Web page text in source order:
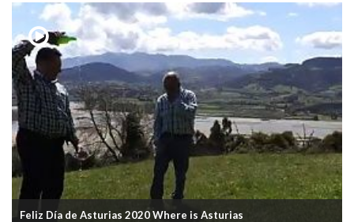
Feliz Día de Asturias 2020 Where is Asturias